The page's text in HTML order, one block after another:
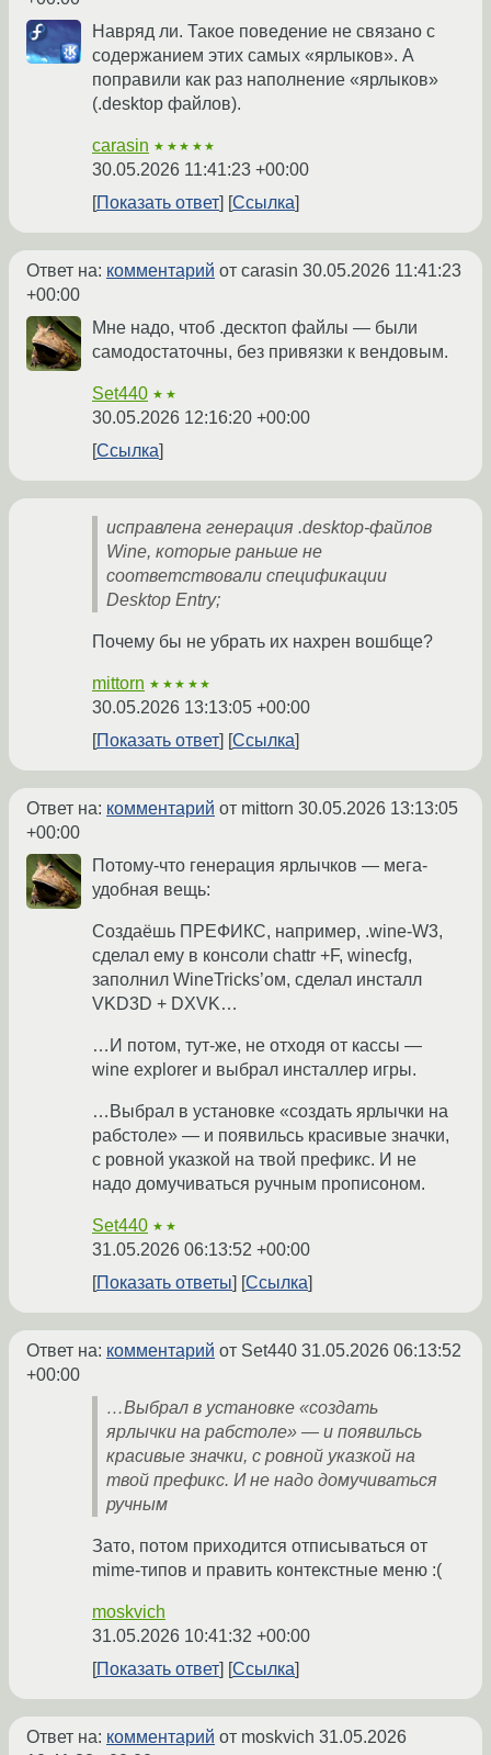
Навряд ли. Такое поведение не связано с
содержанием этих самых «ярлыков». А
поправили как раз наполнение «ярлыков»
(.desktop файлов).
carasin ★★★★★
30.05.2026 11:41:23 +00:00
Показать ответ
Ссылка
Ответ на: комментарий от carasin 30.05.2026 11:41:23
+00:00
Мне надо, чтоб .десктоп файлы — были
самодостаточны, без привязки к вендовым.
Set440 ★★
30.05.2026 12:16:20 +00:00
Ссылка
исправлена генерация .desktop-файлов
Wine, которые раньше не
соответствовали спецификации
Desktop Entry;
Почему бы не убрать их нахрен вошбще?
mittorn ★★★★★
30.05.2026 13:13:05 +00:00
Показать ответ
Ссылка
Ответ на: комментарий от mittorn 30.05.2026 13:13:05
+00:00
Потому-что генерация ярлычков — мега-
удобная вещь:
Создаёшь ПРЕФИКС, например, .wine-W3,
сделал ему в консоли chattr +F, winecfg,
заполнил WineTricks’ом, сделал инсталл
VKD3D + DXVK…
…И потом, тут-же, не отходя от кассы —
wine explorer и выбрал инсталлер игры.
…Выбрал в установке «создать ярлычки на
рабстоле» — и появильсь красивые значки,
с ровной указкой на твой префикс. И не
надо домучиваться ручным прописоном.
Set440 ★★
31.05.2026 06:13:52 +00:00
Показать ответы
Ссылка
Ответ на: комментарий от Set440 31.05.2026 06:13:52
+00:00
…Выбрал в установке «создать
ярлычки на рабстоле» — и появильсь
красивые значки, с ровной указкой на
твой префикс. И не надо домучиваться
ручным
Зато, потом приходится отписываться от
mime-типов и править контекстные меню :(
moskvich
31.05.2026 10:41:32 +00:00
Показать ответ
Ссылка
Ответ на: комментарий от moskvich 31.05.2026